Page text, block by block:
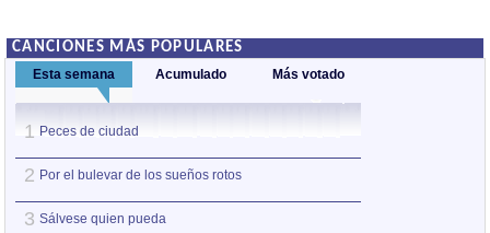
CANCIONES MÁS POPULARES
Esta semana Acumulado Más votado
1 Peces de ciudad
2 Por el bulevar de los sueños rotos
3 Sálvese quien pueda